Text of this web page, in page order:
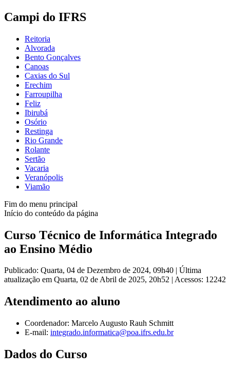
Campi do IFRS
Reitoria
Alvorada
Bento Gonçalves
Canoas
Caxias do Sul
Erechim
Farroupilha
Feliz
Ibirubá
Osório
Restinga
Rio Grande
Rolante
Sertão
Vacaria
Veranópolis
Viamão
Fim do menu principal
Início do conteúdo da página
Curso Técnico de Informática Integrado
ao Ensino Médio
Publicado: Quarta, 04 de Dezembro de 2024, 09h40 | Última
atualização em Quarta, 02 de Abril de 2025, 20h52 | Acessos: 12242
Atendimento ao aluno
Coordenador: Marcelo Augusto Rauh Schmitt
E-mail: integrado.informatica@poa.ifrs.edu.br
Dados do Curso